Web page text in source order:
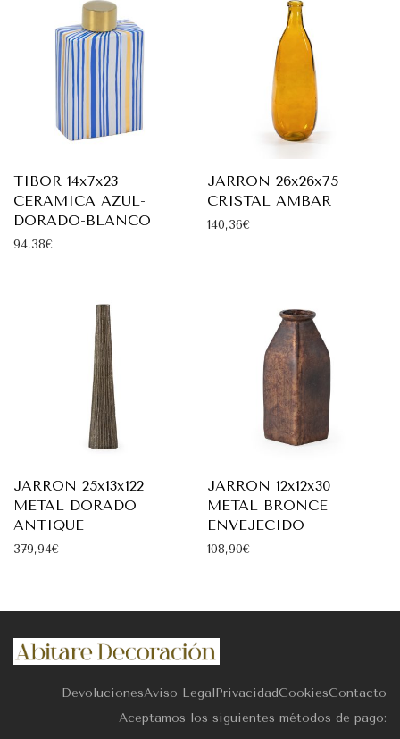
TIBOR 14x7x23
CERAMICA AZUL-
DORADO-BLANCO
94,38€
JARRON 26x26x75
CRISTAL AMBAR
140,36€
JARRON 25x13x122
METAL DORADO
ANTIQUE
379,94€
JARRON 12x12x30
METAL BRONCE
ENVEJECIDO
108,90€
DevolucionesAviso LegalPrivacidadCookiesContacto
Aceptamos los siguientes métodos de pago: